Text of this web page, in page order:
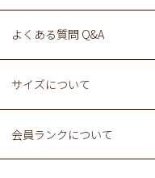
よくある質問 Q&A
サイズについて
会員ランクについて